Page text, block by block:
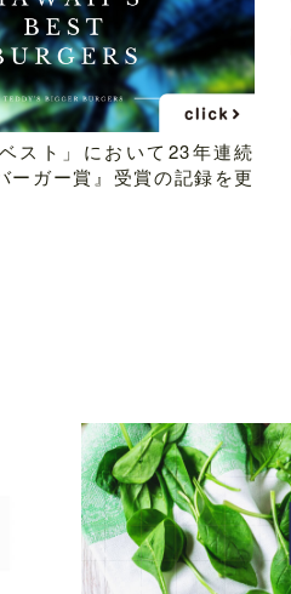
スト」において23年連続
ーガー賞』受賞の記録を更